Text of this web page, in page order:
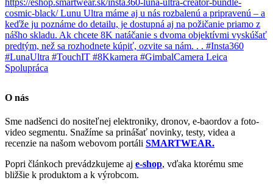
O nás
Sme nadšenci do nositeľnej elektroniky, dronov, e-baordov a foto-
video segmentu. Snažíme sa prinášať novinky, testy, videa a
recenzie na našom webovom portáli SMARTWEAR.
Popri článkoch prevádzkujeme aj e-shop, vďaka ktorému sme
bližšie k produktom a k výrobcom.